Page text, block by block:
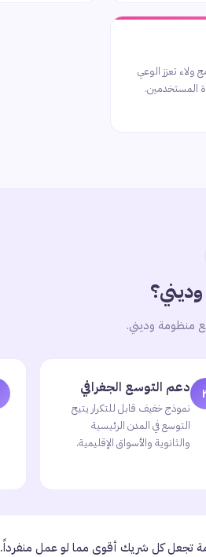
ولاء تعزز الوعي
المستخدمين.
منظومة وديني.
دعم التوسع الجغرافي
نموذج خفيف قابل للتكرار يتيح
التوسع في المدن الرئيسية
والثانوية والأسواق الإقليمية.
تجعل كل شريك أقوى مما لو عمل منفرداً.